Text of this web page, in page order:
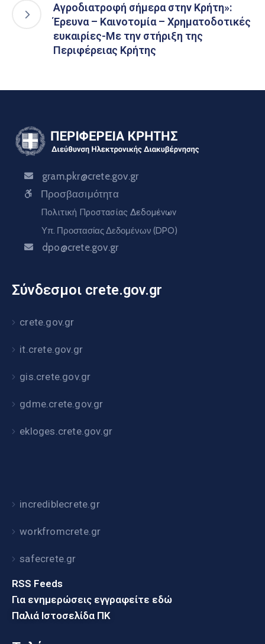
Αγροδιατροφή σήμερα στην Κρήτη»:
Έρευνα – Καινοτομία – Χρηματοδοτικές
ευκαιρίες-Με την στήριξη της
Περιφέρειας Κρήτης
gram.pkr@crete.gov.gr
Προσβασιμότητα
Πολιτική Προστασίας Δεδομένων
Υπ. Προστασίας Δεδομένων (DPO)
dpo@crete.gov.gr
Σύνδεσμοι crete.gov.gr
crete.gov.gr
it.crete.gov.gr
gis.crete.gov.gr
gdme.crete.gov.gr
ekloges.crete.gov.gr
incrediblecrete.gr
workfromcrete.gr
safecrete.gr
RSS Feeds
Για ενημερώσεις εγγραφείτε εδώ
Παλιά Ιστοσελίδα ΠΚ